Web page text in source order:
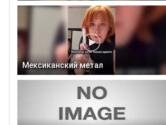
Мексиканский метал